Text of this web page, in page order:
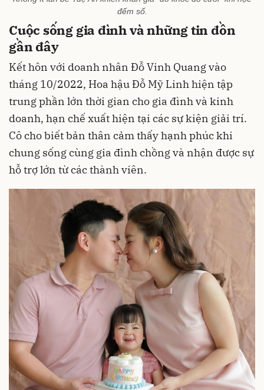
đếm số.
Cuộc sống gia đình và những tin đồn
gần đây
Kết hôn với doanh nhân Đỗ Vinh Quang vào
tháng 10/2022, Hoa hậu Đỗ Mỹ Linh hiện tập
trung phần lớn thời gian cho gia đình và kinh
doanh, hạn chế xuất hiện tại các sự kiện giải trí.
Cô cho biết bản thân cảm thấy hạnh phúc khi
chung sống cùng gia đình chồng và nhận được sự
hỗ trợ lớn từ các thành viên.